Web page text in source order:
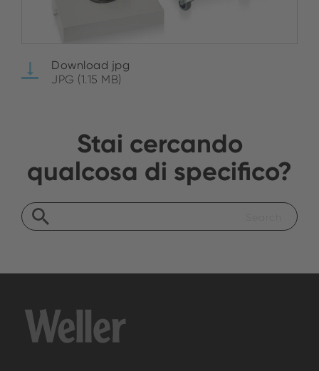
Download jpg
JPG (1.15 MB)
Stai cercando
qualcosa di specifico?